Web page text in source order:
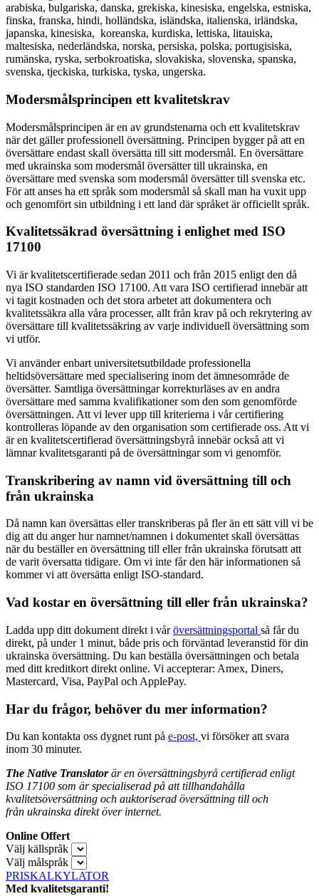
arabiska, bulgariska, danska, grekiska, kinesiska, engelska, estniska,
finska, franska, hindi, holländska, isländska, italienska, irländska,
japanska, kinesiska, koreanska, kurdiska, lettiska, litauiska,
maltesiska, nederländska, norska, persiska, polska, portugisiska,
rumänska, ryska, serbokroatiska, slovakiska, slovenska, spanska,
svenska, tjeckiska, turkiska, tyska, ungerska.
Modersmålsprincipen ett kvalitetskrav
Modersmålsprincipen är en av grundstenarna och ett kvalitetskrav
när det gäller professionell översättning. Principen bygger på att en
översättare endast skall översätta till sitt modersmål. En översättare
med ukrainska som modersmål översätter till ukrainska, en
översättare med svenska som modersmål översätter till svenska etc.
För att anses ha ett språk som modersmål så skall man ha vuxit upp
och genomfört sin utbildning i ett land där språket är officiellt språk.
Kvalitetssäkrad översättning i enlighet med ISO
17100
Vi är kvalitetscertifierade sedan 2011 och från 2015 enligt den då
nya ISO standarden ISO 17100. Att vara ISO certifierad innebär att
vi tagit kostnaden och det stora arbetet att dokumentera och
kvalitetssäkra alla våra processer, allt från krav på och rekrytering av
översättare till kvalitetssäkring av varje individuell översättning som
vi utför.
Vi använder enbart universitetsutbildade professionella
heltidsöversättare med specialisering inom det ämnesområde de
översätter. Samtliga översättningar korrekturläses av en andra
översättare med samma kvalifikationer som den som genomförde
översättningen. Att vi lever upp till kriterierna i vår certifiering
kontrolleras löpande av den organisation som certifierade oss. Att vi
är en kvalitetscertifierad översättningsbyrå innebär också att vi
lämnar kvalitetsgaranti på de översättningar som vi genomför.
Transkribering av namn vid översättning till och
från ukrainska
Då namn kan översättas eller transkriberas på fler än ett sätt vill vi be
dig att du anger hur namnet/namnen i dokumentet skall översättas
när du beställer en översättning till eller från ukrainska förutsatt att
de varit översatta tidigare. Om vi inte får den här informationen så
kommer vi att översätta enligt ISO-standard.
Vad kostar en översättning till eller från ukrainska?
Ladda upp ditt dokument direkt i våröversättningsportal så får du
direkt, på under 1 minut, både pris och förväntad leveranstid för din
ukrainska översättning. Du kan beställa översättningen och betala
med ditt kreditkort direkt online. Vi accepterar: Amex, Diners,
Mastercard, Visa, PayPal och ApplePay.
Har du frågor, behöver du mer information?
Du kan kontakta oss dygnet runt på e-post, vi försöker att svara
inom 30 minuter.
The Native Translatorär en översättningsbyrå certifierad enligt
ISO 17100 som är specialiserad på att tillhandahålla
kvalitetsöversättning och auktoriserad översättning till och
från ukrainska direkt över internet.
Online Offert
Välj källspråk
Välj målspråk
PRISKALKYLATOR
Med kvalitetsgaranti!